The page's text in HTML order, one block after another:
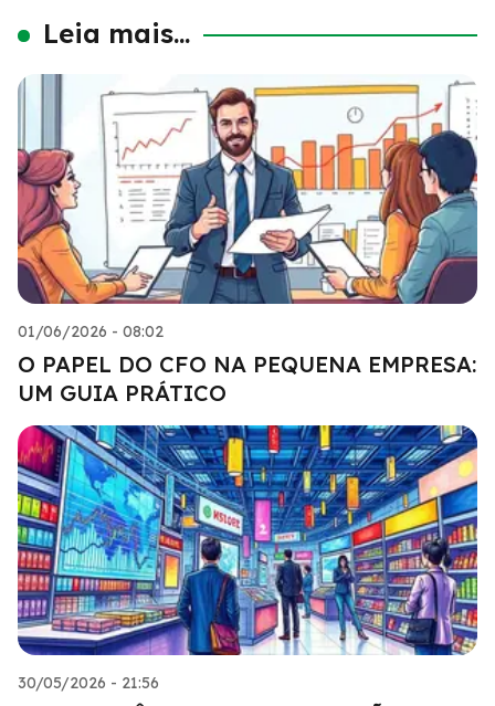
Leia mais...
01/06/2026 - 08:02
O PAPEL DO CFO NA PEQUENA EMPRESA:
UM GUIA PRÁTICO
30/05/2026 - 21:56